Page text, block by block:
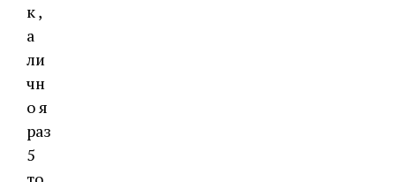
к ,
а
ли
чн
о я
раз
5